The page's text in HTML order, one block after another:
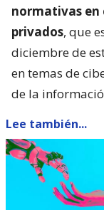
normativas en
privados, que
diciembre de
en temas de
de la
Lee también...